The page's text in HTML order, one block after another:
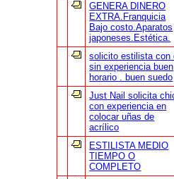
GENERA DINERO
EXTRA.Franquicia
Bajo costo.Aparatos
japoneses.Estética.
solicito estilista con
sin experiencia buen
horario . buen suedo
Just Nail solicita
con experiencia en
colocar uñas de
acrílico
ESTILISTA MEDIO
TIEMPO O
COMPLETO